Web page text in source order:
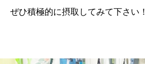
ぜひ積極的に摂取してみて下さい！